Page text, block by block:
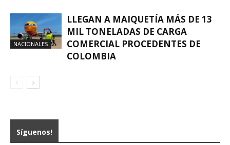
NACIONALES
LLEGAN A MAIQUETÍA MÁS DE 13
MIL TONELADAS DE CARGA
COMERCIAL PROCEDENTES DE
COLOMBIA
Síguenos!